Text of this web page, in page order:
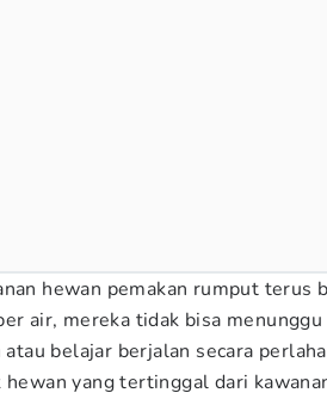
hewan pemakan rumput terus
air, mereka tidak bisa
belajar berjalan secara
hewan yang tertinggal dari